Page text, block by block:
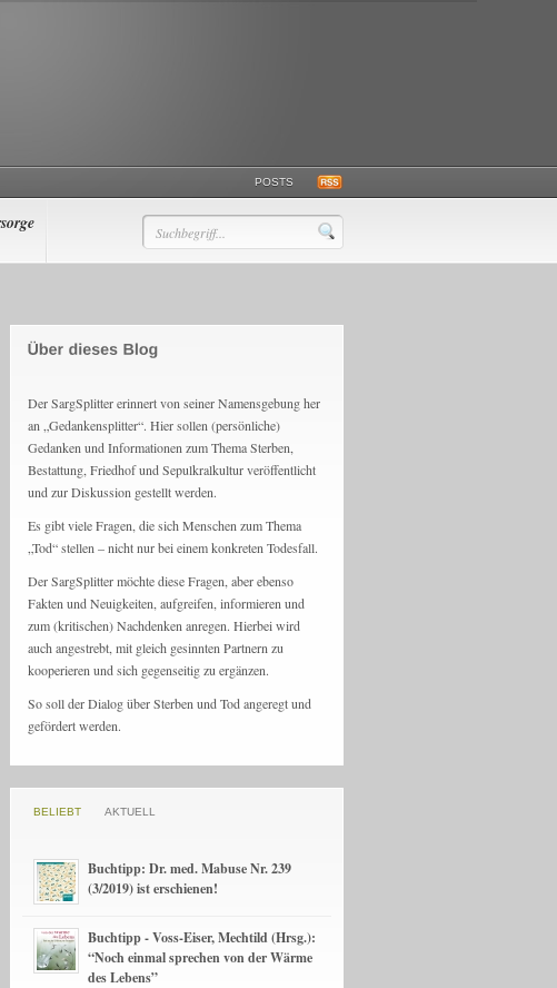
POSTS
Der SargSplitter erinnert von seiner Namensgebung her
an „Gedankensplitter“. Hier sollen (persönliche)
Gedanken und Informationen zum Thema Sterben,
Bestattung, Friedhof und Sepulkralkultur veröffentlicht
und zur Diskussion gestellt werden.
Es gibt viele Fragen, die sich Menschen zum Thema
„Tod“ stellen – nicht nur bei einem konkreten Todesfall.
Der SargSplitter möchte diese Fragen, aber ebenso
Fakten und Neuigkeiten, aufgreifen, informieren und
zum (kritischen) Nachdenken anregen. Hierbei wird
auch angestrebt, mit gleich gesinnten Partnern zu
kooperieren und sich gegenseitig zu ergänzen.
So soll der Dialog über Sterben und Tod angeregt und
gefördert werden.
BELIEBT AKTUELL
Buchtipp: Dr. med. Mabuse Nr. 239
(3/2019) ist erschienen!
Buchtipp - Voss-Eiser, Mechtild (Hrsg.):
“Noch einmal sprechen von der Wärme
des Lebens”